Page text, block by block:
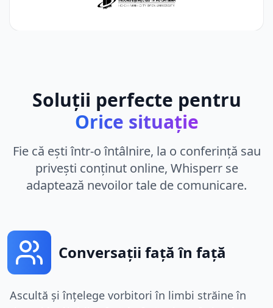
Soluții perfecte pentru
Orice situație
Fie că ești într-o întâlnire, la o conferință sau
privești conținut online, Whisperr se
adaptează nevoilor tale de comunicare.
Conversații față în față
Ascultă și înțelege vorbitori în limbi străine în